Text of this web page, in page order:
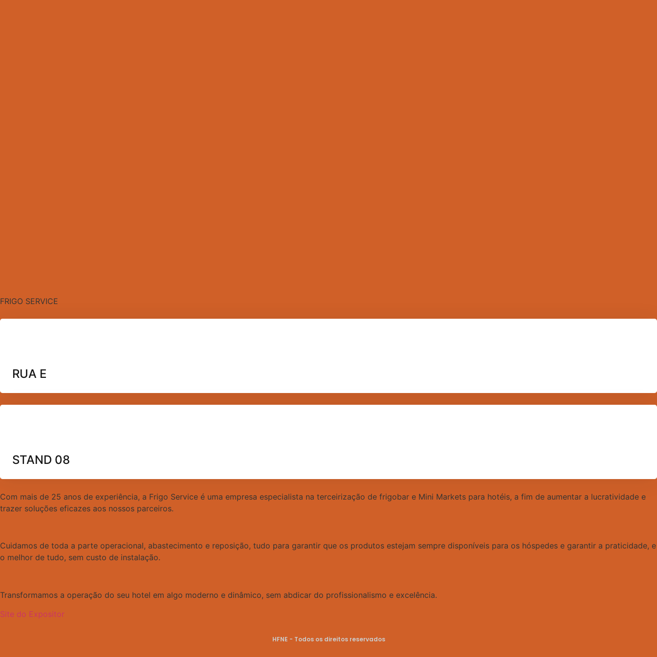
FRIGO SERVICE
RUA E
STAND 08
Com mais de 25 anos de experiência, a Frigo Service é uma empresa especialista na terceirização de frigobar e Mini Markets para hotéis, a fim de aumentar a lucratividade e
trazer soluções eficazes aos nossos parceiros.
Cuidamos de toda a parte operacional, abastecimento e reposição, tudo para garantir que os produtos estejam sempre disponíveis para os hóspedes e garantir a praticidade, e
o melhor de tudo, sem custo de instalação.
Transformamos a operação do seu hotel em algo moderno e dinâmico, sem abdicar do profissionalismo e excelência.
Site do Expositor
HFNE - Todos os direitos reservados